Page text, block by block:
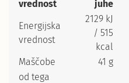
vrednost
juhe
Energijska
vrednost
2129 kJ
/ 515
kcal
Maščobe
41 g
od tega